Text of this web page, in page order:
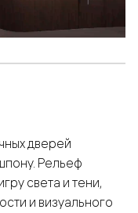
дверей
Рельеф
света и тени,
и визуального